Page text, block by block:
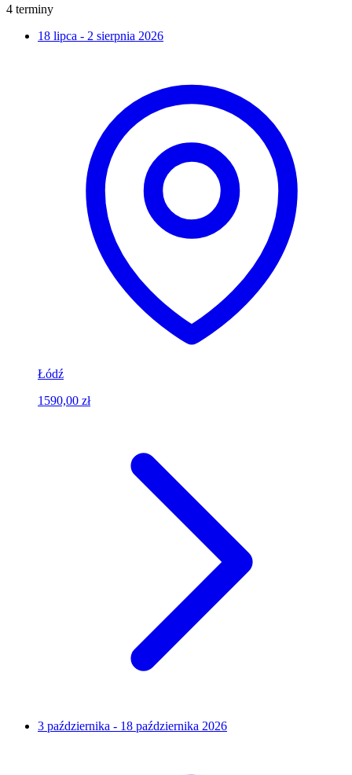
4 terminy
18 lipca - 2 sierpnia 2026
Łódź
1590,00 zł
3 października - 18 października 2026